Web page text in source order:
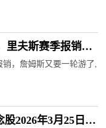
里夫斯赛季报销，
，詹姆斯又要一轮游了,
2026年3月25日市